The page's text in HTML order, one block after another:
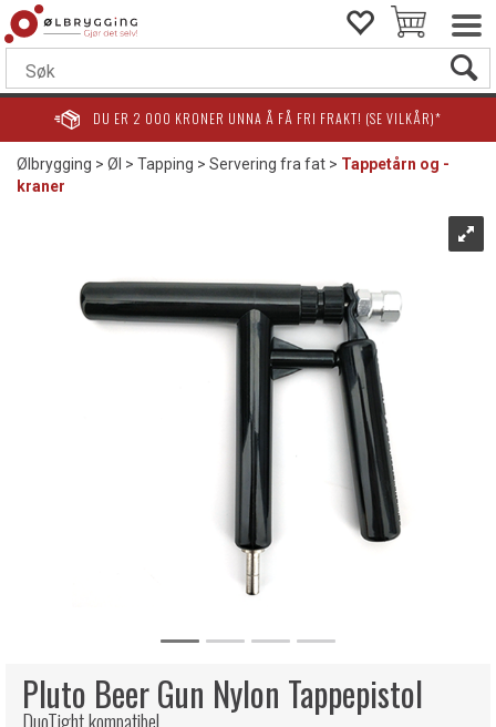
DU ER 2 000 KRONER UNNA Å FÅ FRI FRAKT! (SE VILKÅR)*
Ølbrygging>Øl >Tapping>Servering fra fat>Tappetårn og -
kraner
Pluto Beer Gun Nylon Tappepistol